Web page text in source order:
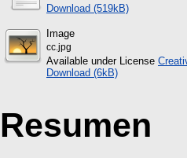
Download (519kB)
Image
cc.jpg
Available under License
Download (6kB)
Resumen